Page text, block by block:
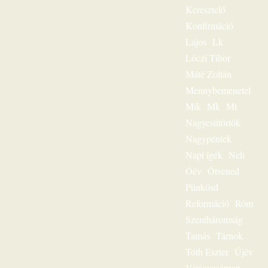
Keresztelő
Konfirmáció
Lajos Lk
Lóczi Tibor
Máté Zoltán
Mennybemenetel
Mik
Mk
Mt
Nagycsütörtök
Nagypéntek
Napi igék
Neh
Óév Ötvened
Pünkösd
Reformáció Róm
Szentháromság
Tamás Tárnok
Tóth Eszter Újév